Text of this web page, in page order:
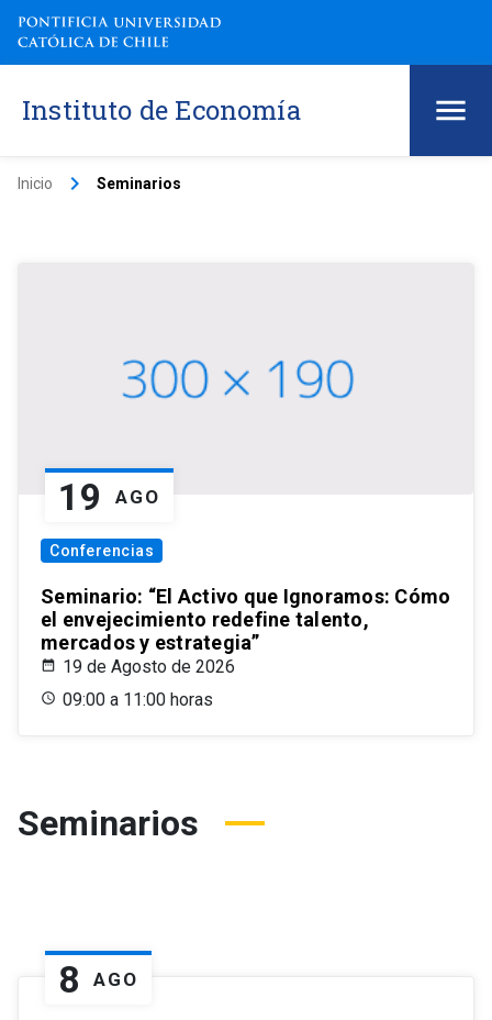
Instituto de Economía
Inicio keyboard_arrow_right Seminarios
19 AGO
Conferencias
Seminario: “El Activo que Ignoramos: Cómo
el envejecimiento redefine talento,
mercados y estrategia”
19 de Agosto de 2026
09:00 a 11:00 horas
Seminarios
8 AGO